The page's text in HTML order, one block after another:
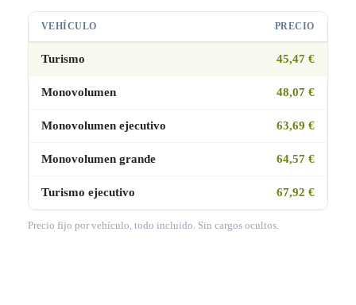
VEHÍCULO PRECIO
Turismo 45,47 €
Monovolumen 48,07 €
Monovolumen ejecutivo 63,69 €
Monovolumen grande 64,57 €
Turismo ejecutivo 67,92 €
Precio fijo por vehículo, todo incluido. Sin cargos ocultos.